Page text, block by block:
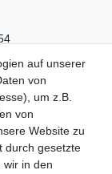
auf unserer
von
um z.B.
von
Website zu
durch gesetzte
wir in den